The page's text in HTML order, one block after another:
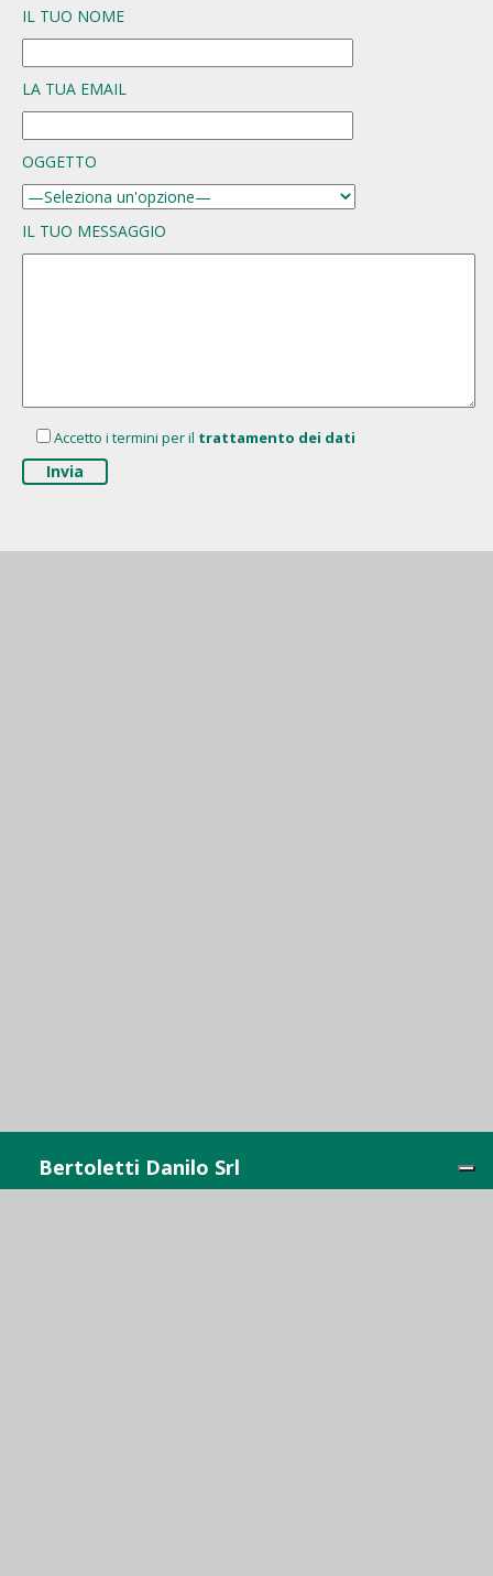
IL TUO NOME
LA TUA EMAIL
OGGETTO
IL TUO MESSAGGIO
Accetto i termini per il trattamento dei dati
Bertoletti Danilo Srl